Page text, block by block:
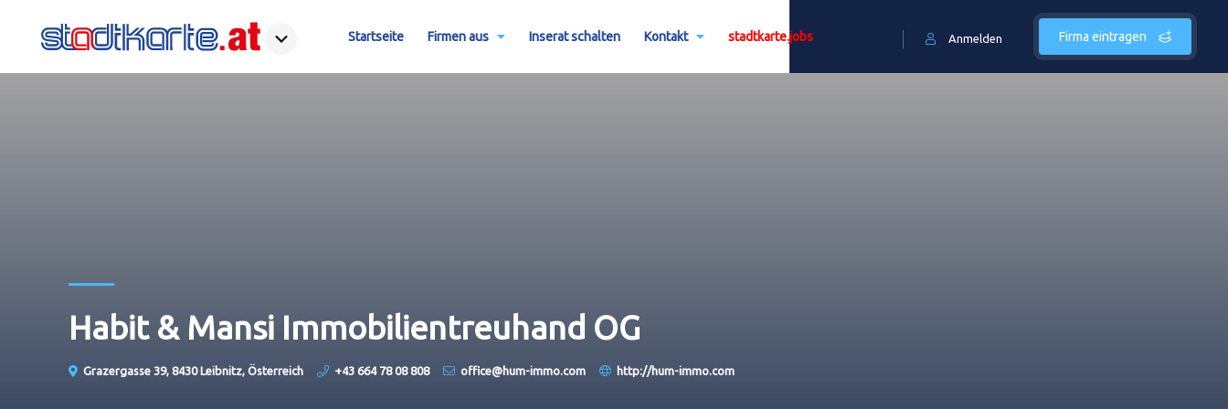
Firma eintragen
Anmelden
Startseite Firmen aus Inserat schalten Kontakt stadtkarte.jobs
Habit & Mansi Immobilientreuhand OG
Grazergasse 39, 8430 Leibnitz, Österreich +43 664 78 08 808 office@hum-immo.com http://hum-immo.com